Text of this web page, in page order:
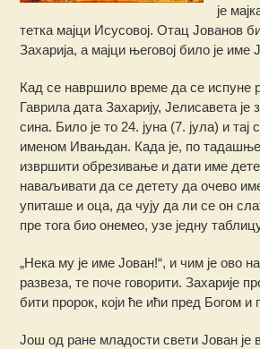
је
тетка мајци Исусовој. Отац Јованов
Захарија, а мајци његовој било је име
Кад се навршило време да се испуне
Гаврила дата Захарију, Јелисавета је
сина. Било је то 24. јуна (7. јула) и тај
именом Ивањдан. Када је, по
извршити обрезивање и дати име
наваљивати да се детету да очево
упиташе и оца, да чују да ли се он
пре тога био онемео, узе једну
„Нека му је име Јован!“, и чим је ово
развеза, те поче говорити. Захарије
бити пророк, који ће ићи пред Богом и
Још од ране младости свети Јован је